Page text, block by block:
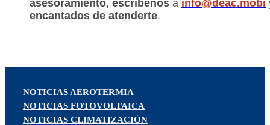
asesoramiento,escríbenosa info@deac.mobi
encantados de atenderte.
NOTICIAS AEROTERMIA
NOTICIAS FOTOVOLTAICA
NOTICIAS CLIMATIZACIÓN